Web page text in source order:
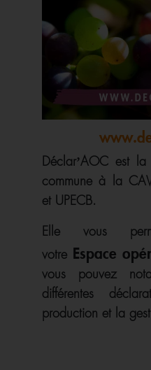
Déclar’AOC est
commune à la
et UPECB.
Elle vous
votre Espace
vous pouvez
différentes
production et la